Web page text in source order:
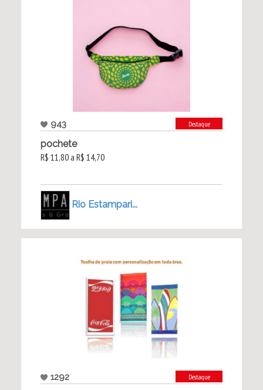
943 Destaque
pochete
R$ 11,80 a R$ 14,70
Rio Estampari...
1292 Destaque